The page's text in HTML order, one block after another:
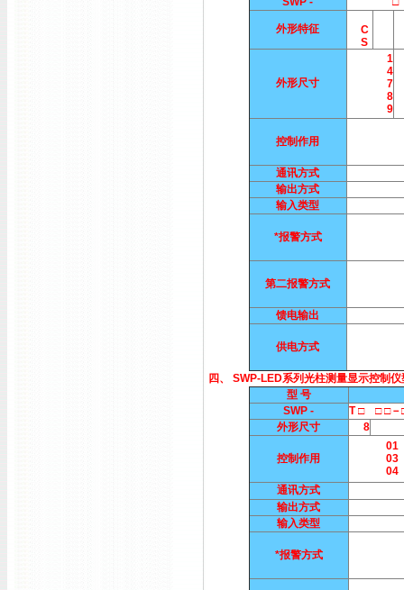
外形特征
C
S
外形尺寸
1
4
7
8
9
控制作用
通讯方式
输出方式
输入类型
*报警方式
第二报警方式
馈电输出
供电方式
四、 SWP-LED系列光柱测量显示控制仪
型 号
SWP -
T □ □ □
外形尺寸
8
控制作用
01
03
04
通讯方式
输出方式
输入类型
*报警方式